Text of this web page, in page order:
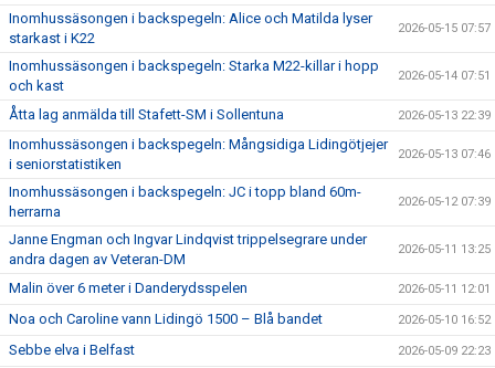
Inomhussäsongen i backspegeln: Alice och Matilda lyser
starkast i K22
2026-05-15 07:57
Inomhussäsongen i backspegeln: Starka M22-killar i hopp
och kast
2026-05-14 07:51
Åtta lag anmälda till Stafett-SM i Sollentuna 2026-05-13 22:39
Inomhussäsongen i backspegeln: Mångsidiga Lidingötjejer
i seniorstatistiken
2026-05-13 07:46
Inomhussäsongen i backspegeln: JC i topp bland 60m-
herrarna
2026-05-12 07:39
Janne Engman och Ingvar Lindqvist trippelsegrare under
andra dagen av Veteran-DM
2026-05-11 13:25
Malin över 6 meter i Danderydsspelen 2026-05-11 12:01
Noa och Caroline vann Lidingö 1500 – Blå bandet 2026-05-10 16:52
Sebbe elva i Belfast 2026-05-09 22:23